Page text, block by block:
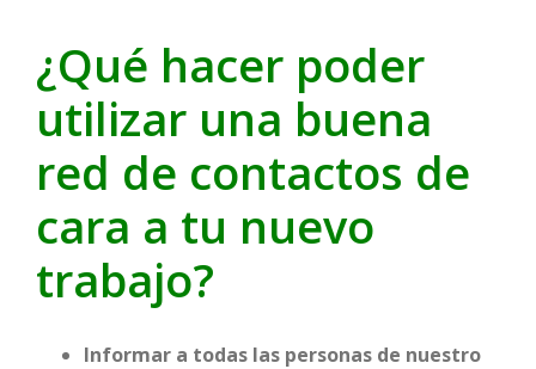
¿Qué hacer poder
utilizar una buena
red de contactos de
cara a tu nuevo
trabajo?
Informar a todas las personas de nuestro